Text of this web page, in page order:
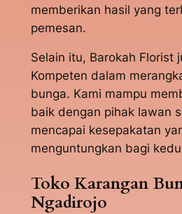
memberikan hasil yang
pemesan.
Selain itu, Barokah Florist
Kompeten dalam
bunga. Kami mampu
baik dengan pihak lawan
mencapai kesepakatan
menguntungkan bagi
Toko Karangan
Ngadirojo